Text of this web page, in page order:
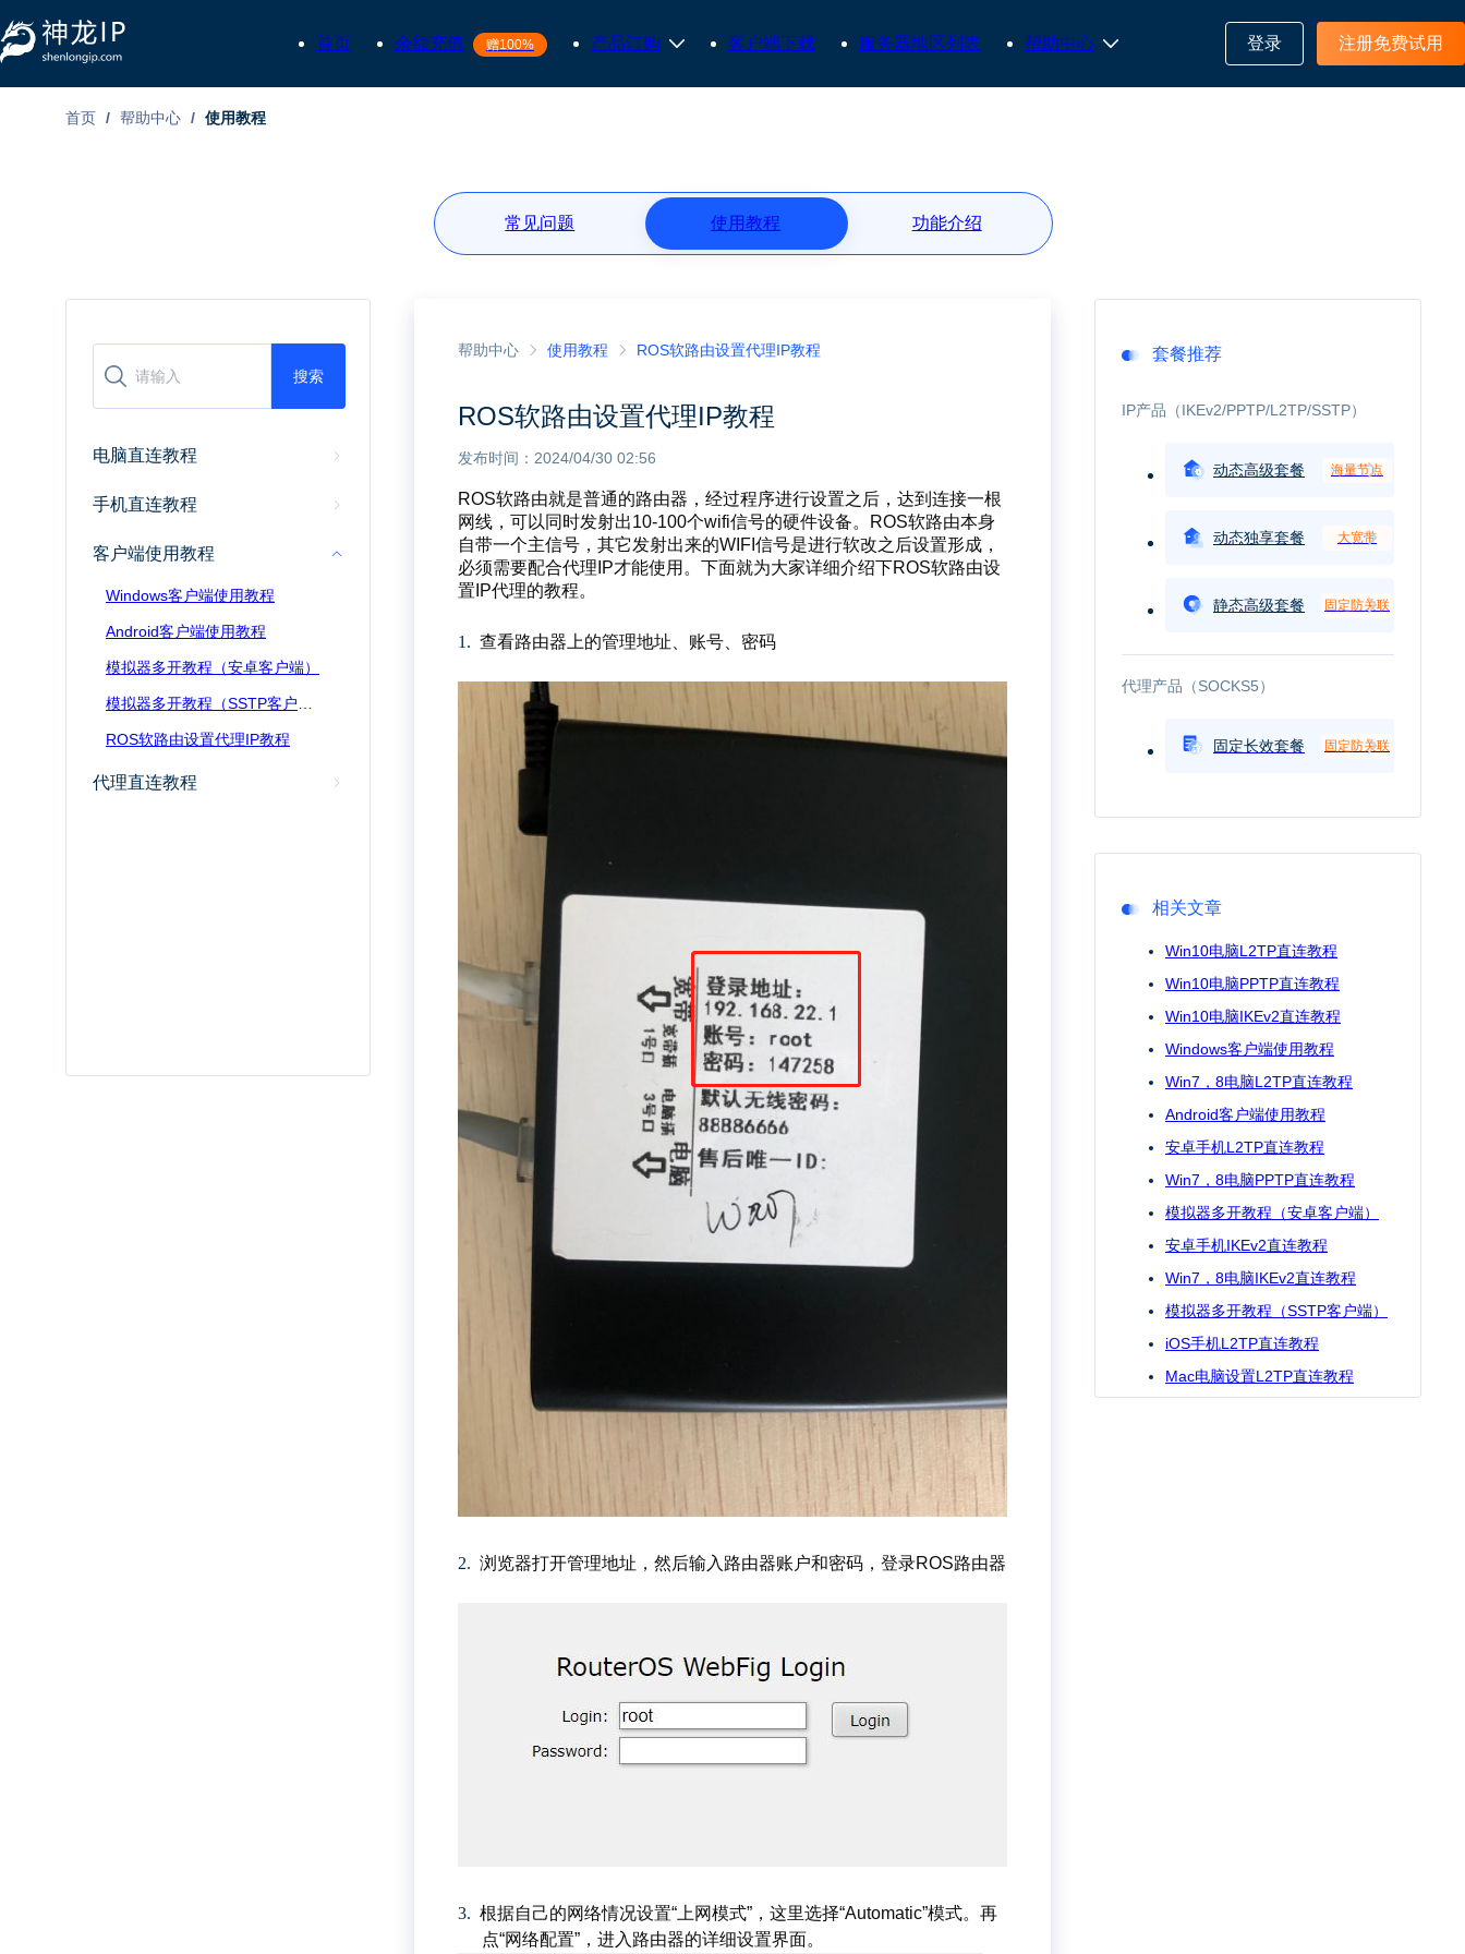
首页 余额充值 赠100% 产品订购 客户端下载 服务器地区列表 帮助中心 登录 注册免费试用
首页 / 帮助中心 / 使用教程
常见问题 使用教程 功能介绍
搜索
电脑直连教程
手机直连教程
客户端使用教程
Windows客户端使用教程
Android客户端使用教程
模拟器多开教程（安卓客户端）
ROS软路由设置代理IP教程
代理直连教程
帮助中心 使用教程 ROS软路由设置代理IP教程
ROS软路由设置代理IP教程
发布时间：2024/04/30 02:56
ROS软路由就是普通的路由器，经过程序进行设置之后，达到连接一根
网线，可以同时发射出10-100个wifi信号的硬件设备。ROS软路由本身
自带一个主信号，其它发射出来的WIFI信号是进行软改之后设置形成，
必须需要配合代理IP才能使用。下面就为大家详细介绍下ROS软路由设
置IP代理的教程。
1. 查看路由器上的管理地址、账号、密码
2. 浏览器打开管理地址，然后输入路由器账户和密码，登录ROS路由器
3. 根据自己的网络情况设置“上网模式”，这里选择“Automatic”模式。再
点“网络配置”，进入路由器的详细设置界面。
套餐推荐
IP产品（IKEv2/PPTP/L2TP/SSTP）
动态高级套餐 海量节点
动态独享套餐 大宽带
静态高级套餐 固定防关联
代理产品（SOCKS5）
固定长效套餐 固定防关联
相关文章
Win10电脑L2TP直连教程
Win10电脑PPTP直连教程
Win10电脑IKEv2直连教程
Windows客户端使用教程
Win7，8电脑L2TP直连教程
Android客户端使用教程
安卓手机L2TP直连教程
Win7，8电脑PPTP直连教程
模拟器多开教程（安卓客户端）
安卓手机IKEv2直连教程
Win7，8电脑IKEv2直连教程
模拟器多开教程（SSTP客户端）
iOS手机L2TP直连教程
Mac电脑设置L2TP直连教程